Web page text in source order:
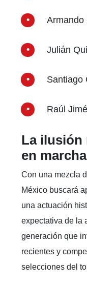
Armando
Julián
Santiago
Raúl
La ilusión
en marcha
Con una mezcla
México buscará
una actuación
expectativa de la
generación que
recientes y
selecciones del